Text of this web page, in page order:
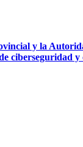
y la
ciberseguridad y